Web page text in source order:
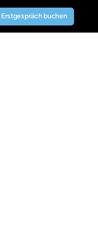
Erstgespräch buchen
Erstgespräch buchen